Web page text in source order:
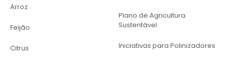
Arroz
Feijão
Citrus
Plano de Agricultura
Sustentável
Iniciativas para Polinizadores